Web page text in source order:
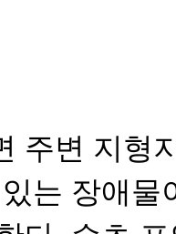
주변 지형
는 장애